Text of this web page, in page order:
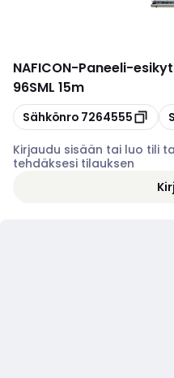
NAFICON-Paneeli-
96SML 15m
Kopioi
Sähkönro 7264555
Kirjaudu sisään tai luo tili
tehdäksesi tilauksen